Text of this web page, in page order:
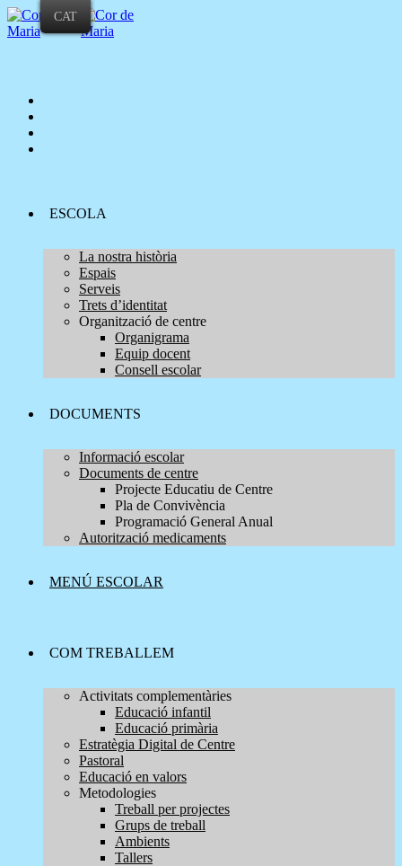
Skip
to
ESCOLA
La nostra història
Espais
Serveis
Trets d’identitat
Organització de centre
Organigrama
Equip docent
Consell escolar
DOCUMENTS
Informació escolar
Documents de centre
Projecte Educatiu de Centre
Pla de Convivència
Programació General Anual
Autorització medicaments
MENÚ ESCOLAR
COM TREBALLEM
Activitats complementàries
Educació infantil
Educació primària
Estratègia Digital de Centre
Pastoral
Educació en valors
Metodologies
Treball per projectes
Grups de treball
Ambients
Tallers
CAT